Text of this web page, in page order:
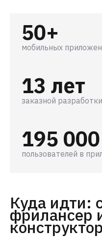
50+
мобильных
13 лет
заказной разработки
195 000
пользователей в
Куда идти:
фрилансер